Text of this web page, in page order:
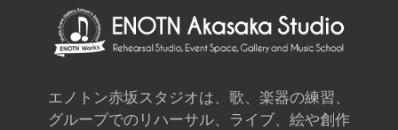
エノトン赤坂スタジオは、歌、楽器の練習、
グループでのリハーサル、ライブ、絵や創作